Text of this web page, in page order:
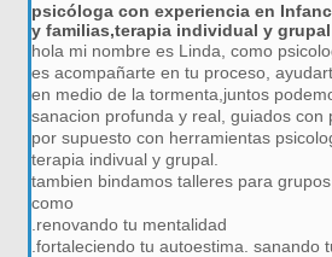
psicóloga con experiencia en
y familias,terapia individual y grupal
hola mi nombre es Linda, como
es acompañarte en tu proceso,
en medio de la tormenta,juntos
sanacion profunda y real, guiados con
por supuesto con herramientas
terapia indivual y grupal.
tambien bindamos talleres para
como
.renovando tu mentalidad
.fortaleciendo tu autoestima. sanando